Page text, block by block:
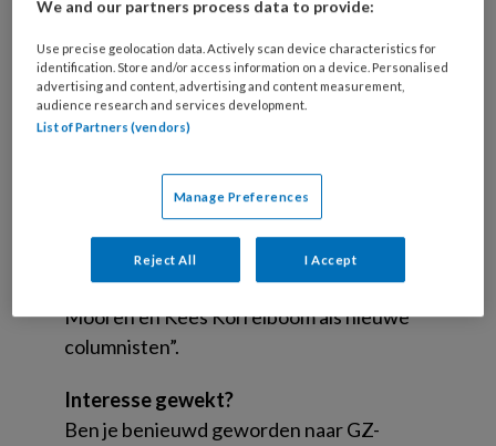
en onderzoeker is.
GZ-psychologie vernieuwd!
Zij gaat verder: “Met de restyling wilden we
Door de vormgeving zo optimaal mogelijk te
maken leest het gemakkelijker en prettiger.
Ook inhoudelijk hebben we aanpassingen
gedaan. Zo hebben we bijvoorbeeld Trudy
Mooren en Kees Korrelboom als nieuwe
columnisten”.
Interesse gewekt?
Ben je benieuwd geworden naar GZ-
We and our partners process data to provide:
Use precise geolocation data. Actively scan device characteristics for
identification. Store and/or access information on a device. Personalised
advertising and content, advertising and content measurement,
audience research and services development.
List of Partners (vendors)
Manage Preferences
Reject All I Accept